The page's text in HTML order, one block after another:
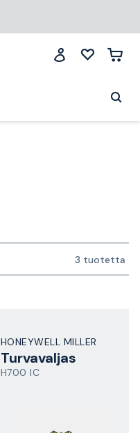
3 tuotetta
HONEYWELL MILLER
Turvavaljas
H700 IC